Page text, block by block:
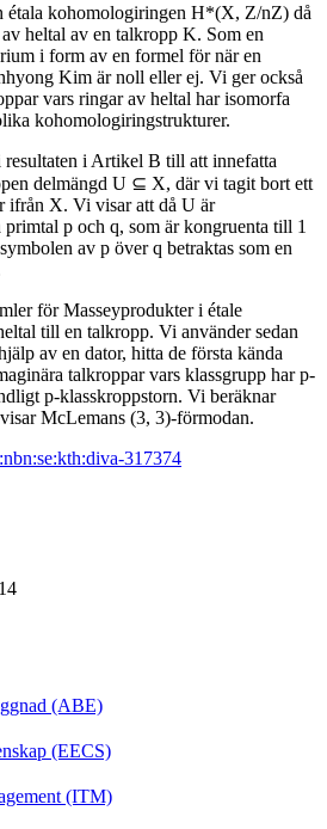
étala kohomologiringen H*(X, Z/nZ) då
heltal av en talkropp K. Som en
i form av en formel för när en
Kim är noll eller ej. Vi ger också
vars ringar av heltal har isomorfa
kohomologiringstrukturer.
i Artikel B till att innefatta
delmängd U ⊆ X, där vi tagit bort ett
ifrån X. Vi visar att då U är
p och q, som är kongruenta till 1
av p över q betraktas som en
för Masseyprodukter i étale
till en talkropp. Vi använder sedan
av en dator, hitta de första kända
talkroppar vars klassgrupp har p-
p-klasskroppstorn. Vi beräknar
McLemans (3, 3)-förmodan.
317374
(ABE)
(EECS)
(ITM)